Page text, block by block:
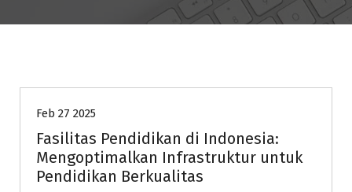
Feb 27 2025
Fasilitas Pendidikan di Indonesia:
Mengoptimalkan Infrastruktur untuk
Pendidikan Berkualitas